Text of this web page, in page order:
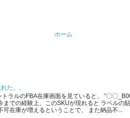
ホーム
た。。
ラルのFBA在庫画面を見ていると、 ”〇〇
までの経験上、このSKUが現れると ラベルの
可在庫が増えるということで、 また納品不...